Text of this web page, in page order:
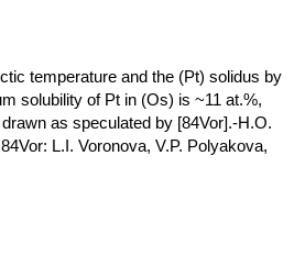
temperature and the (Pt) solidus by
solubility of Pt in (Os) is ~11 at.%,
as speculated by [84Vor].-H.O.
L.I. Voronova, V.P. Polyakova,